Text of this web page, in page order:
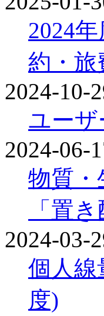
2024
約・旅
2024-10-
ユー
2024-06-
物質・
「置
2024-03-
個人
度)